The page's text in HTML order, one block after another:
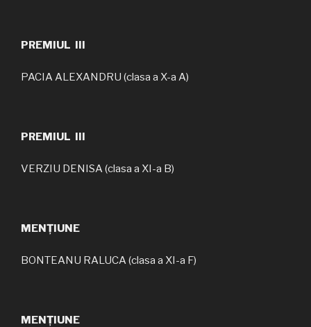
PREMIUL III
PACIA ALEXANDRU (clasa a X-a A)
PREMIUL III
VERZIU DENISA (clasa a XI-a B)
MENȚIUNE
BONTEANU RALUCA (clasa a XI-a F)
MENȚIUNE